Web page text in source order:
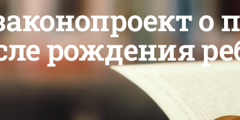
о
рождения